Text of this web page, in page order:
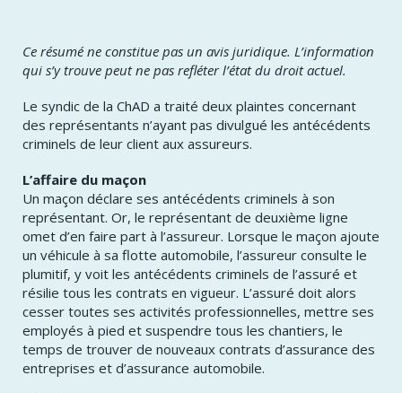
Ce résumé ne constitue pas un avis juridique. L’information
qui s’y trouve peut ne pas refléter l’état du droit actuel.
Le syndic de la ChAD a traité deux plaintes concernant
des représentants n’ayant pas divulgué les antécédents
criminels de leur client aux assureurs.
L’affaire du maçon
Un maçon déclare ses antécédents criminels à son
représentant. Or, le représentant de deuxième ligne
omet d’en faire part à l’assureur. Lorsque le maçon ajoute
un véhicule à sa flotte automobile, l’assureur consulte le
plumitif, y voit les antécédents criminels de l’assuré et
résilie tous les contrats en vigueur. L’assuré doit alors
cesser toutes ses activités professionnelles, mettre ses
employés à pied et suspendre tous les chantiers, le
temps de trouver de nouveaux contrats d’assurance des
entreprises et d’assurance automobile.